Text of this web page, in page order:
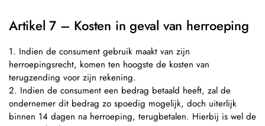
Artikel 7 – Kosten in geval van herroeping
1. Indien de consument gebruik maakt van zijn
herroepingsrecht, komen ten hoogste de kosten van
terugzending voor zijn rekening.
2. Indien de consument een bedrag betaald heeft, zal de
ondernemer dit bedrag zo spoedig mogelijk, doch uiterlijk
binnen 14 dagen na herroeping, terugbetalen. Hierbij is wel de